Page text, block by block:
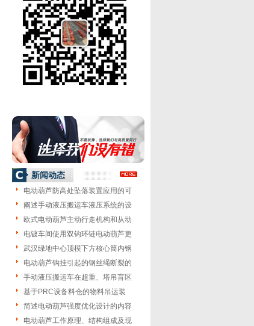
新闻动态
电动葫芦防高处坠落装置应用的可
阐述手动液压搬运车液压系统的设
欧式电动葫芦主动行走机构和从动
电镀车间使用双钩环链电动葫芦更
武汉绿地中心顶模下方核心筒内钢
电动葫芦钩挂引起的钢丝绳断裂的
手动液压搬运车在超重、塔吊盲区
基于PRC设备料仓的物料吊运装
简述电动葫芦强度优化设计的内容
电动葫芦工作原理、结构组成及现